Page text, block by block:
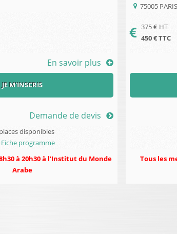
En savoir plus
JE M'INSCRIS
Demande de devis
disponibles
Fiche programme
à 20h30 à l'Institut du Monde
Arabe
75005
375€ HT
450€ TTC
Tous les